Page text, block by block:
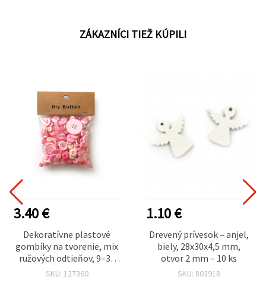
ZÁKAZNÍCI TIEŽ KÚPILI
3.40 €
Dekoratívne plastové
gombíky na tvorenie, mix
ružových odtieňov, 9–35
mm, 150 g
SKU: 127360
1.10 €
Drevený prívesok – anjel,
biely, 28x30x4,5 mm,
otvor 2 mm – 10 ks
SKU: 803918